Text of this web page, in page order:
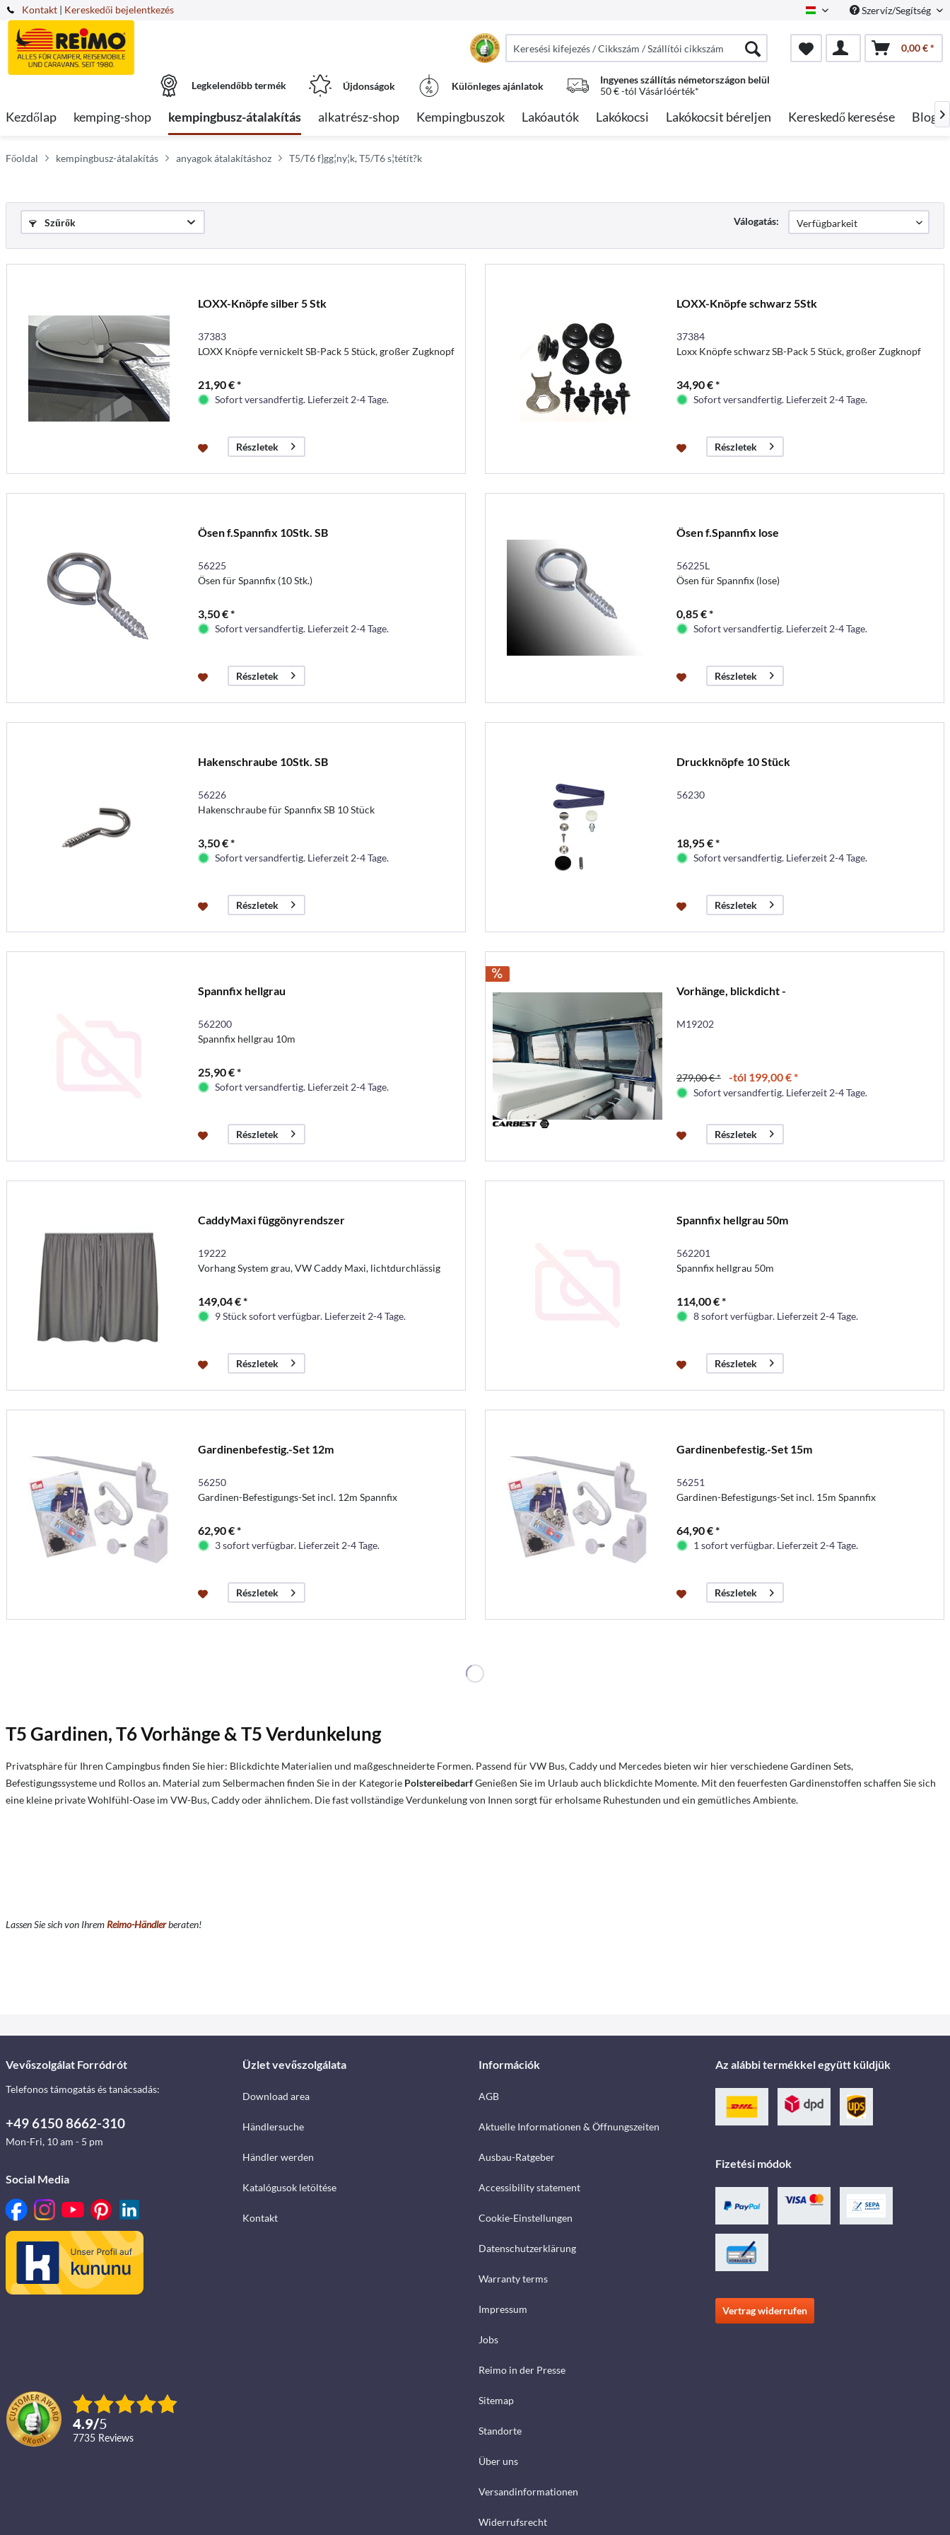
Kontakt HungarianSzervíz/Segítség
| Kereskedői bejelentkezés
0,00 € *
Legkelendőbb termék Újdonságok Különleges ajánlatok
Ingyenes szállítás németországon belül
50 € -tól Vásárlóérték*
Kezdőlap kemping-shop kempingbusz-átalakítás alkatrész-shop Kempingbuszok Lakóautók Lakókocsi Lakókocsit béreljen Kereskedő keresése Blog 
Főoldal kempingbusz-átalakítás anyagok átalakításhoz T5/T6 f}gg¦ny¦k, T5/T6 s¦tétít?k
Szűrők Válogatás:
LOXX-Knöpfe silber 5 Stk
37383
LOXX Knöpfe vernickelt SB-Pack 5 Stück, großer Zugknopf
21,90 € *
Sofort versandfertig. Lieferzeit 2-4 Tage.
Részletek
LOXX-Knöpfe schwarz 5Stk
37384
Loxx Knöpfe schwarz SB-Pack 5 Stück, großer Zugknopf
34,90 € *
Sofort versandfertig. Lieferzeit 2-4 Tage.
Részletek
Ösen f.Spannfix 10Stk. SB
56225
Ösen für Spannfix (10 Stk.)
3,50 € *
Sofort versandfertig. Lieferzeit 2-4 Tage.
Részletek
Ösen f.Spannfix lose
56225L
Ösen für Spannfix (lose)
0,85 € *
Sofort versandfertig. Lieferzeit 2-4 Tage.
Részletek
Hakenschraube 10Stk. SB
56226
Hakenschraube für Spannfix SB 10 Stück
3,50 € *
Sofort versandfertig. Lieferzeit 2-4 Tage.
Részletek
Druckknöpfe 10 Stück
56230
18,95 € *
Sofort versandfertig. Lieferzeit 2-4 Tage.
Részletek
Spannfix hellgrau
562200
Spannfix hellgrau 10m
25,90 € *
Sofort versandfertig. Lieferzeit 2-4 Tage.
Részletek
Vorhänge, blickdicht -
M19202
279,00 € * -tól 199,00 € *
Sofort versandfertig. Lieferzeit 2-4 Tage.
Részletek
CaddyMaxi függönyrendszer
19222
Vorhang System grau, VW Caddy Maxi, lichtdurchlässig
149,04 € *
9 Stück sofort verfügbar. Lieferzeit 2-4 Tage.
Részletek
Spannfix hellgrau 50m
562201
Spannfix hellgrau 50m
114,00 € *
8 sofort verfügbar. Lieferzeit 2-4 Tage.
Részletek
Gardinenbefestig.-Set 12m
56250
Gardinen-Befestigungs-Set incl. 12m Spannfix
62,90 € *
3 sofort verfügbar. Lieferzeit 2-4 Tage.
Részletek
Gardinenbefestig.-Set 15m
56251
Gardinen-Befestigungs-Set incl. 15m Spannfix
64,90 € *
1 sofort verfügbar. Lieferzeit 2-4 Tage.
Részletek
T5 Gardinen, T6 Vorhänge & T5 Verdunkelung
Privatsphäre für Ihren Campingbus finden Sie hier: Blickdichte Materialien und maßgeschneiderte Formen. Passend für VW Bus, Caddy und Mercedes bieten wir hier verschiedene Gardinen Sets,
Befestigungssysteme und Rollos an. Material zum Selbermachen finden Sie in der Kategorie PolstereibedarfGenießen Sie im Urlaub auch blickdichte Momente. Mit den feuerfesten Gardinenstoffen schaffen Sie sich
eine kleine private Wohlfühl-Oase im VW-Bus, Caddy oder ähnlichem. Die fast vollständige Verdunkelung von Innen sorgt für erholsame Ruhestunden und ein gemütliches Ambiente.
Lassen Sie sich von IhremReimo-Händlerberaten!
Vevőszolgálat Forródrót
Telefonos támogatás és tanácsadás:
+49 6150 8662-310
Mon-Fri, 10 am - 5 pm
Social Media
4.9/5
7735 reviews
Üzlet vevőszolgálata
Download area
Händlersuche
Händler werden
Katalógusok letöltése
Kontakt
Információk
AGB
Aktuelle Informationen & Öffnungszeiten
Ausbau-Ratgeber
Accessibility statement
Cookie-Einstellungen
Datenschutzerklärung
Warranty terms
Impressum
Jobs
Reimo in der Presse
Sitemap
Standorte
Über uns
Versandinformationen
Widerrufsrecht
Az alábbi termékkel együtt küldjük
Fizetési módok
Vertrag widerrufen